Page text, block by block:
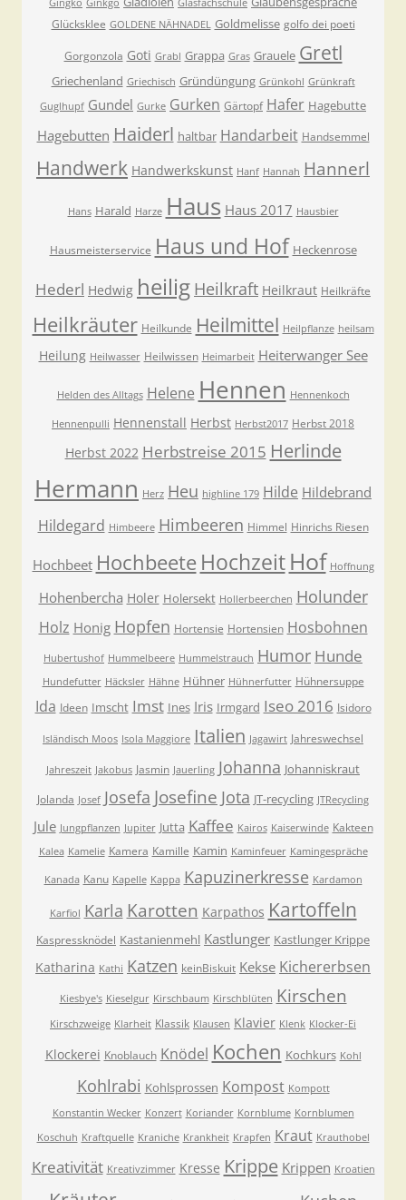
Gingko Ginkgo Glasfachschule
Glücksklee GOLDENE NÄHNADEL Goldmelisse golfo dei poeti
Gorgonzola Goti Grabl Grappa Gras Grauele Gretl
Griechenland Griechisch Gründüngung Grünkohl Grünkraft
Guglhupf Gundel Gurke Gurken Gärtopf Hafer Hagebutte
Hagebutten Haiderl haltbar Handarbeit Handsemmel
Handwerk Handwerkskunst Hanf Hannah Hannerl
Hans Harald Harze Haus Haus 2017 Hausbier
Hausmeisterservice Haus und Hof Heckenrose
Hederl Hedwig heilig Heilkraft Heilkraut Heilkräfte
Heilkräuter Heilkunde Heilmittel Heilpflanze heilsam
Heilung Heilwasser Heilwissen Heimarbeit Heiterwanger See
Helden des Alltags Helene Hennen Hennenkoch
Hennenpulli Hennenstall Herbst Herbst2017 Herbst 2018
Herbst 2022 Herbstreise 2015 Herlinde
Hermann Herz Heu highline 179 Hilde Hildebrand
Hildegard Himbeere Himbeeren Himmel Hinrichs Riesen
Hochbeet Hochbeete Hochzeit Hof Hoffnung
Hohenbercha Holer Holersekt Hollerbeerchen Holunder
Holz Honig Hopfen Hortensie Hortensien Hosbohnen
Hubertushof Hummelbeere Hummelstrauch Humor Hunde
Hundefutter Häcksler Hähne Hühner Hühnerfutter Hühnersuppe
Ida Ideen Imscht Imst Ines Iris Irmgard Iseo 2016 Isidoro
Isländisch Moos Isola Maggiore Italien Jagawirt Jahreswechsel
Jahreszeit Jakobus Jasmin Jauerling Johanna Johanniskraut
Jolanda Josef Josefa Josefine Jota JT-recycling JTRecycling
Jule Jungpflanzen Jupiter Jutta Kaffee Kairos Kaiserwinde Kakteen
Kalea Kamelie Kamera Kamille Kamin Kaminfeuer Kamingespräche
Kanada Kanu Kapelle Kappa Kapuzinerkresse Kardamon
Karfiol Karla Karotten Karpathos Kartoffeln
Kaspressknödel Kastanienmehl Kastlunger Kastlunger Krippe
Katharina Kathi Katzen keinBiskuit Kekse Kichererbsen
Kiesbye's Kieselgur Kirschbaum Kirschblüten Kirschen
Kirschzweige Klarheit Klassik Klausen Klavier Klenk Klocker-Ei
Klockerei Knoblauch Knödel Kochen Kochkurs Kohl
Kohlrabi Kohlsprossen Kompost Kompott
Konstantin Wecker Konzert Koriander Kornblume Kornblumen
Koschuh Kraftquelle Kraniche Krankheit Krapfen Kraut Krauthobel
Kreativität Kreativzimmer Kresse Krippe Krippen Kroatien